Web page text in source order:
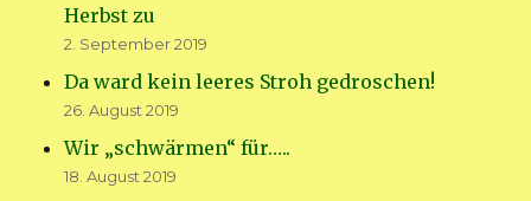
Herbst zu
2. September 2019
Da ward kein leeres Stroh gedroschen!
26. August 2019
Wir „schwärmen“ für…..
18. August 2019